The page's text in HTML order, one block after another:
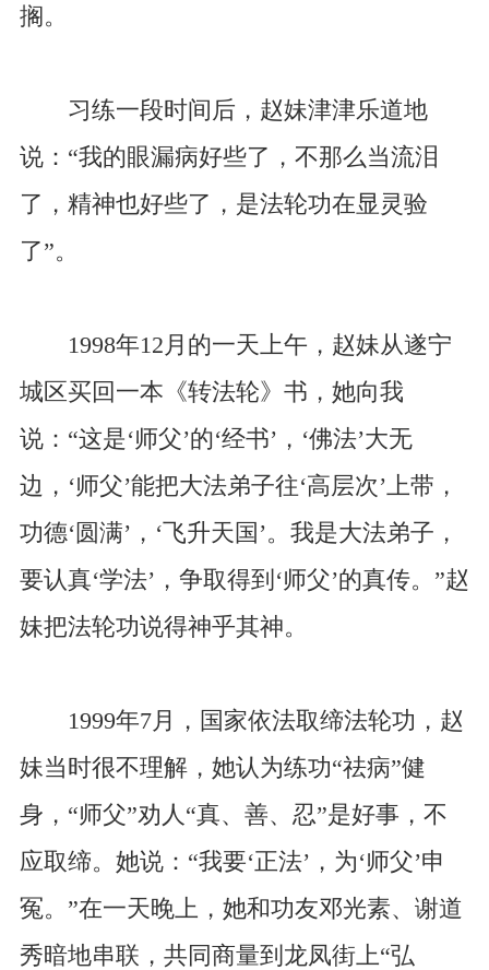
搁。
习练一段时间后，赵妹津津乐道地
说：“我的眼漏病好些了，不那么当流泪
了，精神也好些了，是法轮功在显灵验
了”。
1998年12月的一天上午，赵妹从遂宁
城区买回一本《转法轮》书，她向我
说：“这是‘师父’的‘经书’，‘佛法’大无
边，‘师父’能把大法弟子往‘高层次’上带，
功德‘圆满’，‘飞升天国’。我是大法弟子，
要认真‘学法’，争取得到‘师父’的真传。”赵
妹把法轮功说得神乎其神。
1999年7月，国家依法取缔法轮功，赵
妹当时很不理解，她认为练功“祛病”健
身，“师父”劝人“真、善、忍”是好事，不
应取缔。她说：“我要‘正法’，为‘师父’申
冤。”在一天晚上，她和功友邓光素、谢道
秀暗地串联，共同商量到龙凤街上“弘